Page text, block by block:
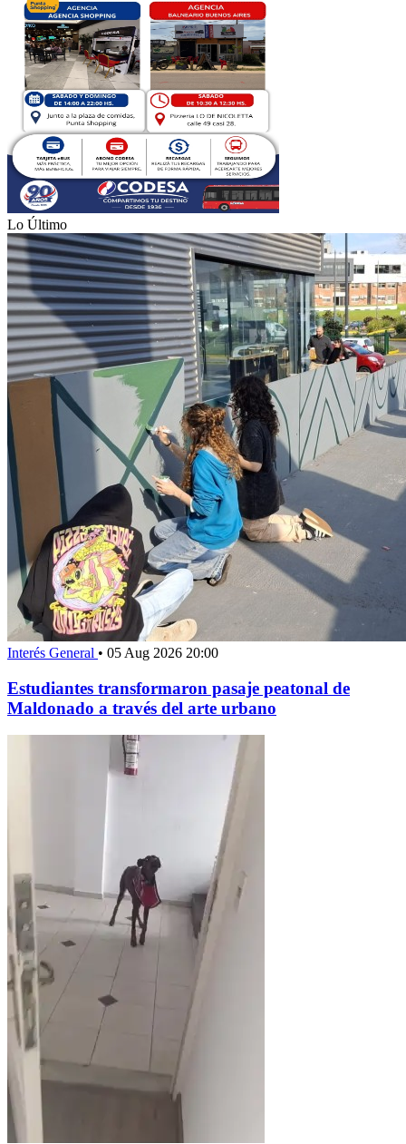
Lo Último
Interés General • 05 Aug 2026 20:00
Estudiantes transformaron pasaje peatonal de
Maldonado a través del arte urbano